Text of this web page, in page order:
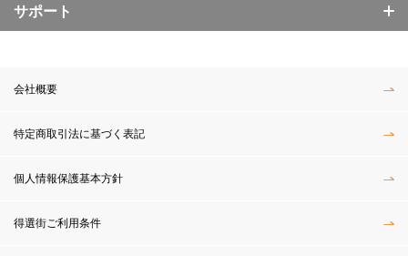
サポート
会社概要
特定商取引法に基づく表記
個人情報保護基本方針
得選街ご利用条件